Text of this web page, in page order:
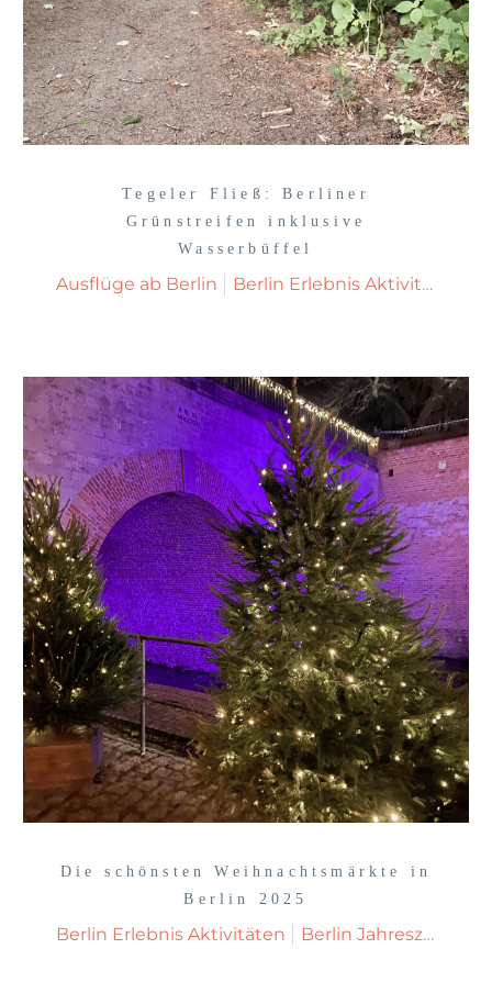
Tegeler Fließ: Berliner
Grünstreifen inklusive
Wasserbüffel
Ausflüge ab Berlin Berlin Erlebnis Aktivitäten
Die schönsten Weihnachtsmärkte in
Berlin 2025
Berlin Erlebnis Aktivitäten Berlin Jahreszeiten Weihnachten